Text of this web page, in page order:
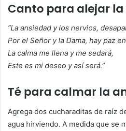
Canto para alejar
“La ansiedad y los nervios,
Por el Señor y la Dama, hay paz
La calma me llena y me sedará,
Este es mi deseo y así será.”
Té para calmar la
Agrega dos cucharaditas de raíz
agua hirviendo. A medida que se